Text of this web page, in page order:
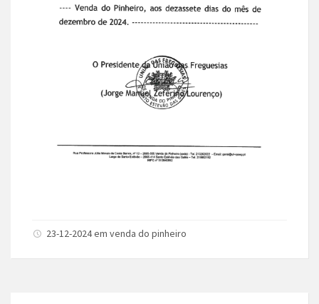
23-12-2024 em venda do pinheiro